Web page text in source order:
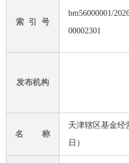
索 引 号
bm56000001/
00002301
发布机构
名 称
天津辖区基金经
日）